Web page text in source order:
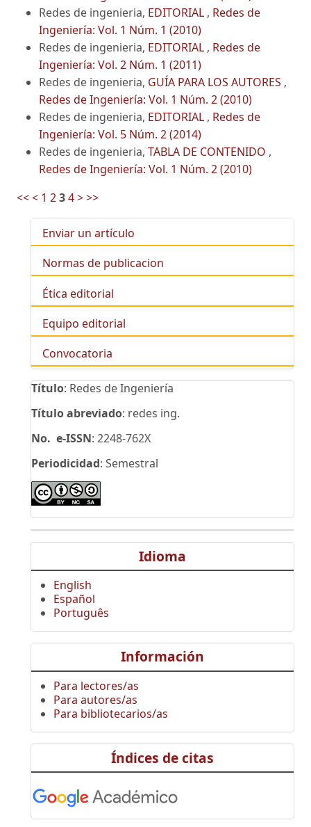
Redes de ingenieria, EDITORIAL , Redes de
Ingeniería: Vol. 1 Núm. 1 (2010)
Redes de ingenieria, EDITORIAL , Redes de
Ingeniería: Vol. 2 Núm. 1 (2011)
Redes de ingenieria, GUÍA PARA LOS AUTORES ,
Redes de Ingeniería: Vol. 1 Núm. 2 (2010)
Redes de ingenieria, EDITORIAL , Redes de
Ingeniería: Vol. 5 Núm. 2 (2014)
Redes de ingenieria, TABLA DE CONTENIDO ,
Redes de Ingeniería: Vol. 1 Núm. 2 (2010)
<<< 1 234>>>
Enviar un artículo
Normas de publicacion
Ética editorial
Equipo editorial
Convocatoria
Título: Redes de Ingeniería
Título abreviado: redes ing.
No. e-ISSN: 2248-762X
Periodicidad: Semestral
Idioma
English
Español
Português
Información
Para lectores/as
Para autores/as
Para bibliotecarios/as
Índices de citas